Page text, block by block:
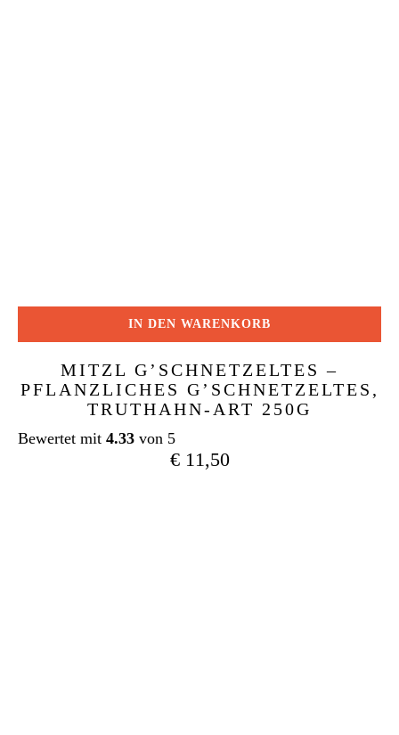
IN DEN WARENKORB
MITZL G’SCHNETZELTES –
PFLANZLICHES G’SCHNETZELTES,
TRUTHAHN-ART 250G
Bewertet mit 4.33 von 5
€11,50